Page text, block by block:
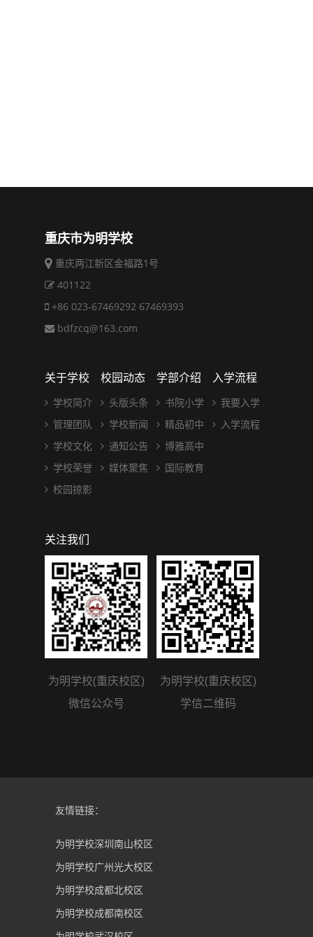
重庆市为明学校
重庆两江新区金福路1号
401122
+86 023-67469292 67469393
bdfzcq@163.com
关于学校
学校简介
管理团队
学校文化
学校荣誉
校园掠影
校园动态
头版头条
学校新闻
通知公告
媒体聚焦
学部介绍
书院小学
精品初中
博雅高中
国际教育
入学流程
我要入学
入学流程
关注我们
为明学校(重庆校区)
微信公众号
为明学校(重庆校区)
学信二维码
友情链接：
为明学校深圳南山校区
为明学校广州光大校区
为明学校成都北校区
为明学校成都南校区